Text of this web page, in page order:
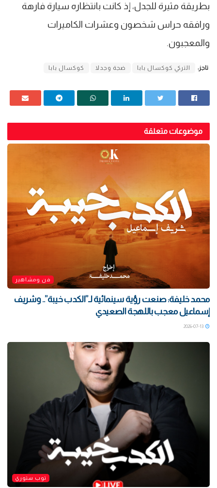
بطريقة مثيرة للجدل، إذ كانت بانتظاره سيارة فارهة
ورافقه حراس شخصون وعشرات الكاميرات
والمعجبون.
تاجز: التركي كوكسال بابا ضجة وجدلا كوكسال بابا
موضوعات متعلقة
فن ومشاهير
محمد خليفة: صنعت رؤية سينمائية لـ”الكدب خيبة”.. وشريف
إسماعيل معجب باللهجة الصعيدي
توب ستوري